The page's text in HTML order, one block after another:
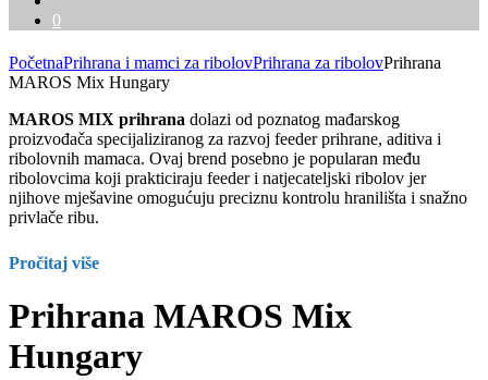
0
PočetnaPrihrana i mamci za ribolovPrihrana za ribolovPrihrana
MAROS Mix Hungary
MAROS MIX prihrana dolazi od poznatog mađarskog
proizvođača specijaliziranog za razvoj feeder prihrane, aditiva i
ribolovnih mamaca. Ovaj brend posebno je popularan među
ribolovcima koji prakticiraju feeder i natjecateljski ribolov jer
njihove mješavine omogućuju preciznu kontrolu hranilišta i snažno
privlače ribu.
Pročitaj više
Prihrana MAROS Mix
Hungary